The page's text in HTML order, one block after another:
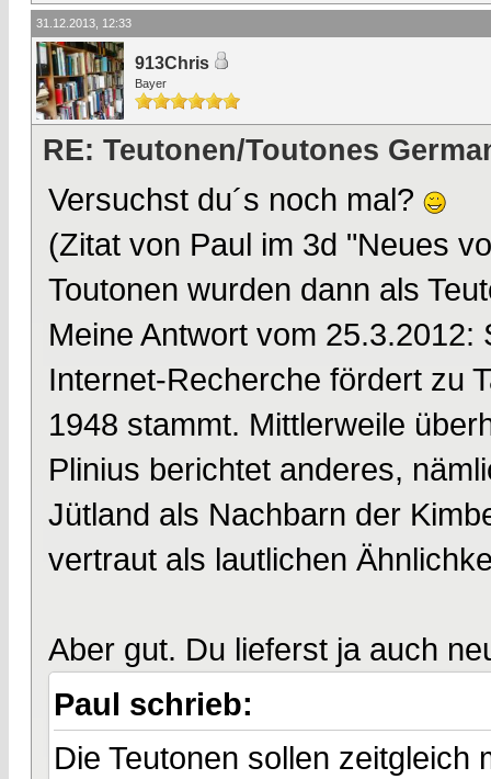
31.12.2013, 12:33
913Chris
Bayer
RE: Teutonen/Toutones
Versuchst du´s noch mal?
(Zitat von Paul im 3d "Neues
Toutonen wurden dann als
Meine Antwort vom
Internet-Recherche fördert zu
1948 stammt. Mittlerweile
Plinius berichtet anderes,
Jütland als Nachbarn der
vertraut als lautlichen
Aber gut. Du lieferst ja auch
Paul schrieb:
Die Teutonen sollen zeitgleich